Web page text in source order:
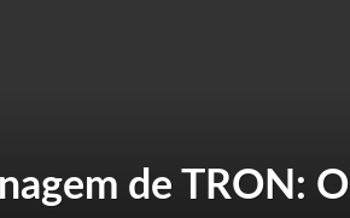
de TRON: O